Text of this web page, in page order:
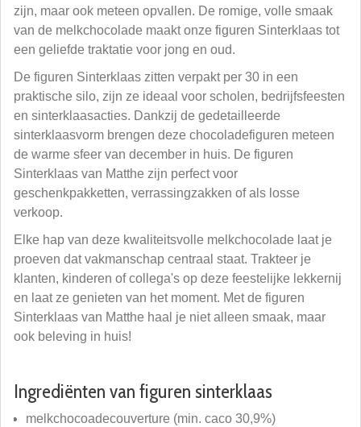
zijn, maar ook meteen opvallen. De romige, volle smaak
van de melkchocolade maakt onze figuren Sinterklaas tot
een geliefde traktatie voor jong en oud.
De figuren Sinterklaas zitten verpakt per 30 in een
praktische silo, zijn ze ideaal voor scholen, bedrijfsfeesten
en sinterklaasacties. Dankzij de gedetailleerde
sinterklaasvorm brengen deze chocoladefiguren meteen
de warme sfeer van december in huis. De figuren
Sinterklaas van Matthe zijn perfect voor
geschenkpakketten, verrassingzakken of als losse
verkoop.
Elke hap van deze kwaliteitsvolle melkchocolade laat je
proeven dat vakmanschap centraal staat. Trakteer je
klanten, kinderen of collega's op deze feestelijke lekkernij
en laat ze genieten van het moment. Met de figuren
Sinterklaas van Matthe haal je niet alleen smaak, maar
ook beleving in huis!
Ingrediënten van figuren sinterklaas
melkchocoadecouverture (min. caco 30,9%)